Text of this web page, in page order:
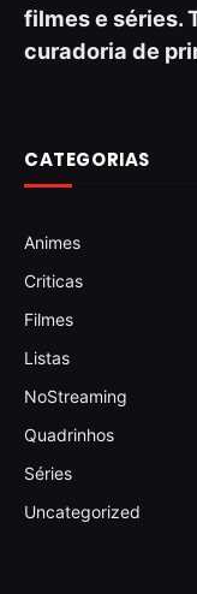
filmes e séries.
curadoria de
CATEGORIAS
Animes
Criticas
Filmes
Listas
NoStreaming
Quadrinhos
Séries
Uncategorized